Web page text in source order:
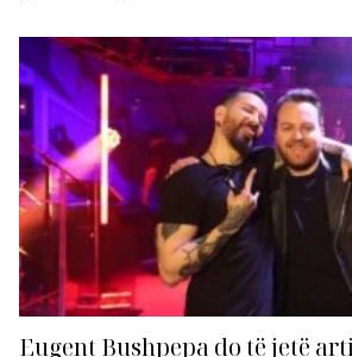
ndjekur disa nga hitet e tyre më të
Artisti i kësaj jave i ”A Live...
Eugent Bushpepa do të jetë